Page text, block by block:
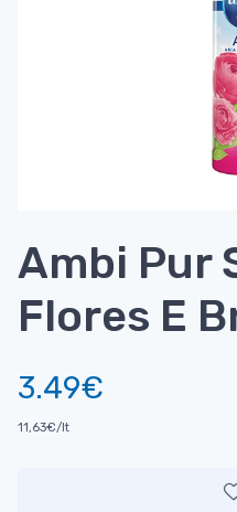
Ambi Pur
Flores E
3.49€
11,63€/lt